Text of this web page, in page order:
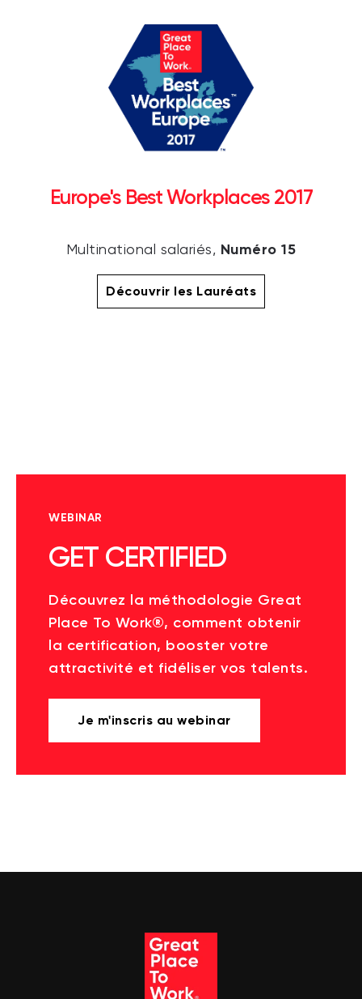
Europe's Best Workplaces 2017
Multinational salariés, Numéro 15
Découvrir les Lauréats
WEBINAR
GET CERTIFIED
Découvrez la méthodologie Great
Place To Work®, comment obtenir
la certification, booster votre
attractivité et fidéliser vos talents.
Je m'inscris au webinar